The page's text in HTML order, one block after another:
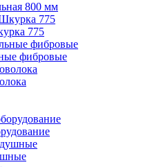
800 мм
775
фибровые